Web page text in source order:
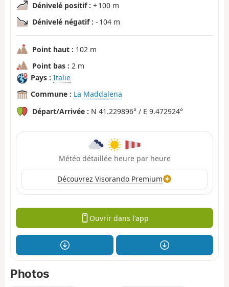
Dénivelé positif : + 100 m
Dénivelé négatif : - 104 m
Point haut : 102 m
Point bas : 2 m
Pays : Italie
Commune : La Maddalena
Départ/Arrivée : N 41.229896° / E 9.472924°
Météo détaillée heure par heure
Découvrez Visorando Premium
Ouvrir dans l'app
Photos